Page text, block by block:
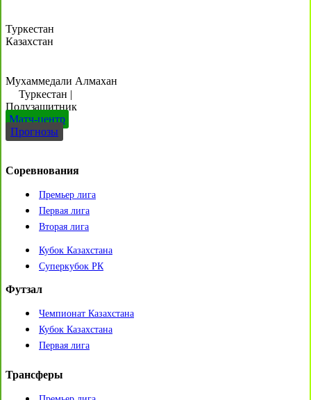
Туркестан
Казахстан
Мухаммедали Алмахан
Туркестан |
Полузащитник
Матч-центр
Прогнозы
Соревнования
Премьер лига
Первая лига
Вторая лига
Кубок Казахстана
Суперкубок РК
Футзал
Чемпионат Казахстана
Кубок Казахстана
Первая лига
Трансферы